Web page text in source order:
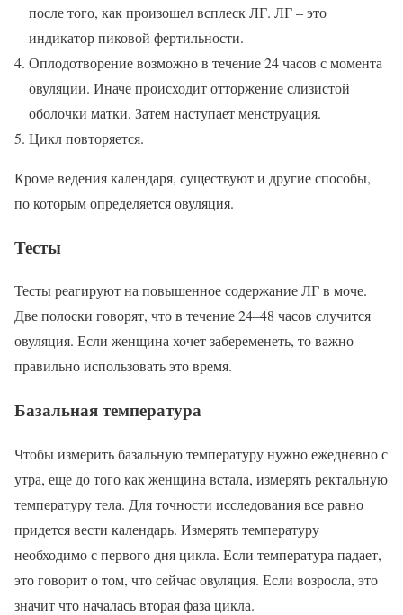
после того, как произошел всплеск ЛГ. ЛГ – это
индикатор пиковой фертильности.
Оплодотворение возможно в течение 24 часов с момента
овуляции. Иначе происходит отторжение слизистой
оболочки матки. Затем наступает менструация.
Цикл повторяется.
Кроме ведения календаря, существуют и другие способы,
по которым определяется овуляция.
Тесты
Тесты реагируют на повышенное содержание ЛГ в моче.
Две полоски говорят, что в течение 24–48 часов случится
овуляция. Если женщина хочет забеременеть, то важно
правильно использовать это время.
Базальная температура
Чтобы измерить базальную температуру нужно ежедневно с
утра, еще до того как женщина встала, измерять ректальную
температуру тела. Для точности исследования все равно
придется вести календарь. Измерять температуру
необходимо с первого дня цикла. Если температура падает,
это говорит о том, что сейчас овуляция. Если возросла, это
значит что началась вторая фаза цикла.